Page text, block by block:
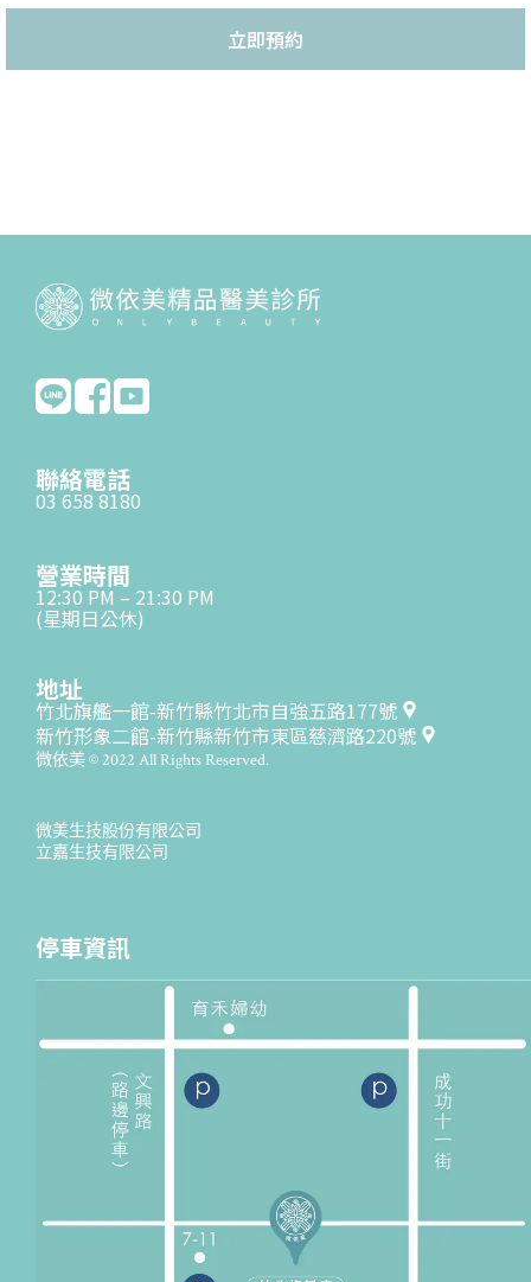
立即預約
聯絡電話
03 658 8180
營業時間
12:30 PM – 21:30 PM
(星期日公休)
地址
竹北旗艦一館-新竹縣竹北市自強五路177號
新竹形象二館-新竹縣新竹市東區慈濟路220號
微依美 © 2022 All Rights Reserved.
微美生技股份有限公司
立嘉生技有限公司
停車資訊